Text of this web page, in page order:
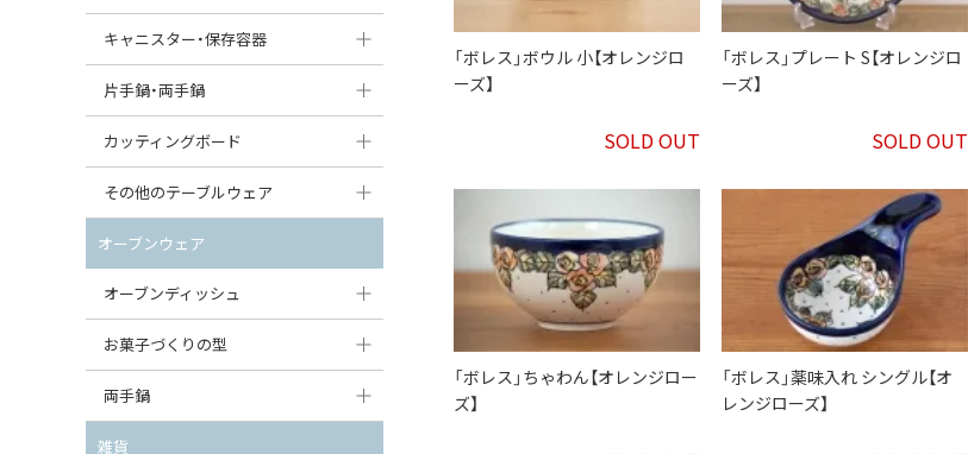
「ボレス」ボウル 小【オレンジロ
ーズ】
SOLD OUT
「ボレス」プレート S【オレンジロ
ーズ】
SOLD OUT
「ボレス」ちゃわん【オレンジロー
ズ】
「ボレス」薬味入れ シングル【オ
レンジローズ】
すべて見る
丸皿
スープ皿
ダルマプレート
たまご型プレート
ハート型プレート
変形プレート
中鉢（16〜21cm）
丸鉢・どんぶり・ボウル
茶碗
オーバルボウル
ハートボウル
葉っぱ型ボウル
りんごポット
りんごポット小
キャニスター・保存容器
キャニスター
つぼ
ガーリックポット
オニオンキャニスター
ガーリックキャニスター
片手鍋・両手鍋
ソースパン（片手鍋）
スープチュリーン
カッティングボード
角型カッティングボード
丸型カッティングボード
すべて見る
その他のテーブルウェア
調味料入れ
グレイヴィーボート
エッグカップ
ケーキスタンド
オーブンウェア
オーブンディッシュ
大型（24cm〜）
中型（18〜24cm）
お菓子づくりの型
パウンド型
マフィン型
両手鍋
チュリーン
雑貨